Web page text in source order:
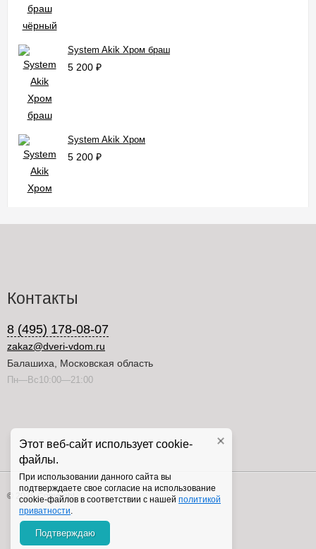
System Akik Хром браш
5 200 ₽
System Akik Хром
5 200 ₽
Контакты
8 (495) 178-08-07
zakaz@dveri-vdom.ru
Балашиха, Московская область
Пн—Вс10:00—21:00
Этот веб-сайт использует cookie-
файлы.
При использовании данного сайта вы
подтверждаете свое согласие на использование
cookie-файлов в соответствии с нашей политикой
приватности.
Подтверждаю
© 2026 Copyright